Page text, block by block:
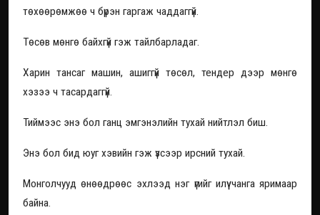
төхөөрөмжөө ч бүрэн гаргаж чаддаггүй.
Төсөв мөнгө байхгүй гэж тайлбарладаг.
Харин тансаг машин, ашиггүй төсөл, тендер дээр мөнгө
хэзээ ч тасардаггүй.
Тиймээс энэ бол ганц эмгэнэлийн тухай нийтлэл биш.
Энэ бол бид юуг хэвийн гэж үзсээр ирсний тухай.
Монголчууд өнөөдрөөс эхлээд нэг үгийг илүү чанга яримаар
байна.